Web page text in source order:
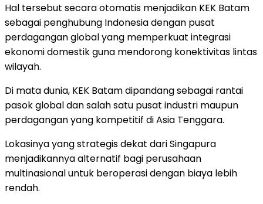
Hal tersebut secara otomatis menjadikan KEK Batam
sebagai penghubung Indonesia dengan pusat
perdagangan global yang memperkuat integrasi
ekonomi domestik guna mendorong konektivitas lintas
wilayah.
Di mata dunia, KEK Batam dipandang sebagai rantai
pasok global dan salah satu pusat industri maupun
perdagangan yang kompetitif di Asia Tenggara.
Lokasinya yang strategis dekat dari Singapura
menjadikannya alternatif bagi perusahaan
multinasional untuk beroperasi dengan biaya lebih
rendah.